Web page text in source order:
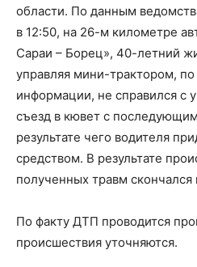
области. По данным
в 12:50, на 26-м километре
Сараи – Борец», 40-летний
управляя мини-трактором,
информации, не справился с
съезд в кювет с
результате чего водителя
средством. В результате
полученных травм
По факту ДТП проводится
происшествия уточняются.